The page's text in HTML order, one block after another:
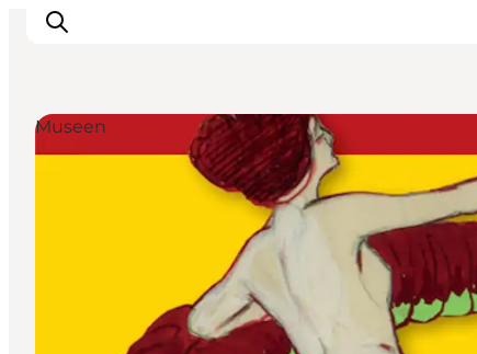
Städte und Regionen
Plane deine Reise
Booking
Museen